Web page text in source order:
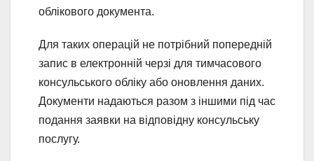
облікового документа.
Для таких операцій не потрібний попередній
запис в електронній черзі для тимчасового
консульського обліку або оновлення даних.
Документи надаються разом з іншими під час
подання заявки на відповідну консульську
послугу.